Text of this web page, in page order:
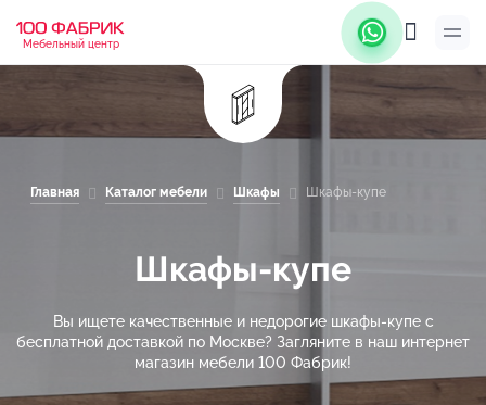
Мебельный центр
Главная Каталог мебели Шкафы Шкафы-купе
Шкафы-купе
Вы ищете качественные и недорогие шкафы-купе с
бесплатной доставкой по Москве? Загляните в наш интернет
магазин мебели 100 Фабрик!